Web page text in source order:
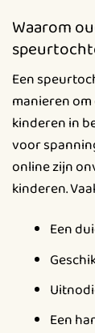
Waarom
Een
manieren
kinderen in
voor
online zijn
kinderen.
Een
Een